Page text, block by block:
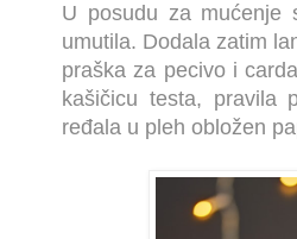
U posudu za mućenje
umutila. Dodala zatim
praška za pecivo i
kašičicu testa, pravila
ređala u pleh obložen